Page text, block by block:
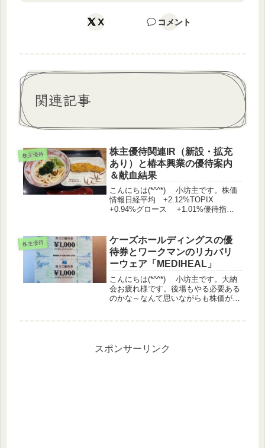
X コメント
関連記事
株主優待
株主優待関連IR（新設・拡充
あり）と椿本興業の優待案内
＆献血結果
こんにちは(*^^*) 小坊主です。株価
情報日経平均 +2.12%TOPIX
+0.94%グロース +1.01%優待指
の導入に関するお知らせ 京成電鉄
株主優待...
株主優待
ケーズホールディングスの優
待券とワークマンのリカバリ
ーウェア「MEDIHEAL」
こんにちは(*^^*) 小坊主です。大納
会お疲れ様です。後場もやる必要ある
のかな～なんて思いながらも株価が動
スポンサーリンク